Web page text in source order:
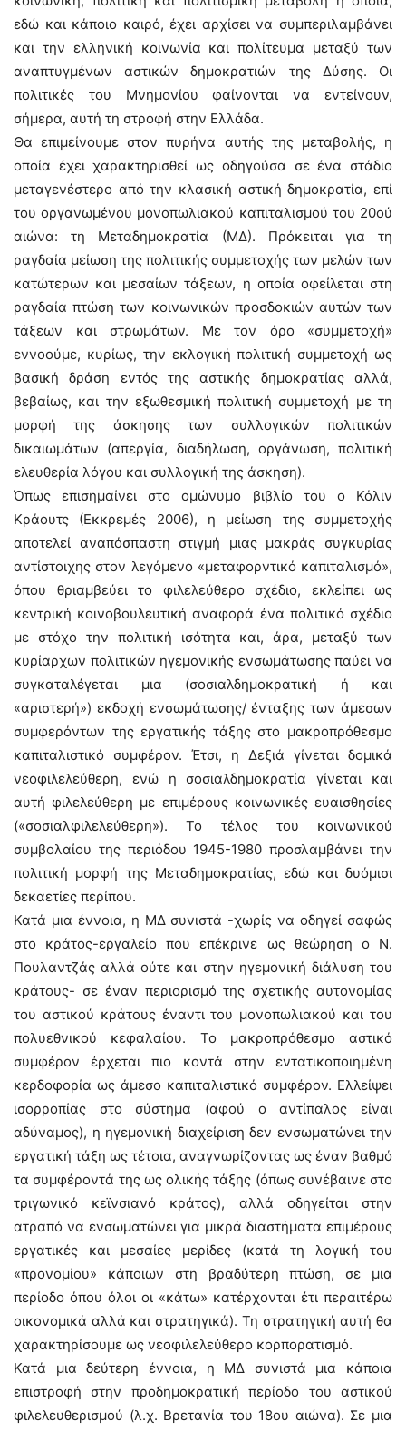
εδώ και κάποιο καιρό, έχει αρχίσει να συμπεριλαμβάνει
και την ελληνική κοινωνία και πολίτευμα μεταξύ των
αναπτυγμένων αστικών δημοκρατιών της Δύσης. Οι
πολιτικές του Μνημονίου φαίνονται να εντείνουν,
σήμερα, αυτή τη στροφή στην Ελλάδα.
Θα επιμείνουμε στον πυρήνα αυτής της μεταβολής, η
οποία έχει χαρακτηρισθεί ως οδηγούσα σε ένα στάδιο
μεταγενέστερο από την κλασική αστική δημοκρατία, επί
του οργανωμένου μονοπωλιακού καπιταλισμού του 20ού
αιώνα: τη Μεταδημοκρατία (ΜΔ). Πρόκειται για τη
ραγδαία μείωση της πολιτικής συμμετοχής των μελών των
κατώτερων και μεσαίων τάξεων, η οποία οφείλεται στη
ραγδαία πτώση των κοινωνικών προσδοκιών αυτών των
τάξεων και στρωμάτων. Με τον όρο «συμμετοχή»
εννοούμε, κυρίως, την εκλογική πολιτική συμμετοχή ως
βασική δράση εντός της αστικής δημοκρατίας αλλά,
βεβαίως, και την εξωθεσμική πολιτική συμμετοχή με τη
μορφή της άσκησης των συλλογικών πολιτικών
δικαιωμάτων (απεργία, διαδήλωση, οργάνωση, πολιτική
ελευθερία λόγου και συλλογική της άσκηση).
Όπως επισημαίνει στο ομώνυμο βιβλίο του ο Κόλιν
Κράουτς (Εκκρεμές 2006), η μείωση της συμμετοχής
αποτελεί αναπόσπαστη στιγμή μιας μακράς συγκυρίας
αντίστοιχης στον λεγόμενο «μεταφορντικό καπιταλισμό»,
όπου θριαμβεύει το φιλελεύθερο σχέδιο, εκλείπει ως
κεντρική κοινοβουλευτική αναφορά ένα πολιτικό σχέδιο
με στόχο την πολιτική ισότητα και, άρα, μεταξύ των
κυρίαρχων πολιτικών ηγεμονικής ενσωμάτωσης παύει να
συγκαταλέγεται μια (σοσιαλδημοκρατική ή και
«αριστερή») εκδοχή ενσωμάτωσης/ ένταξης των άμεσων
συμφερόντων της εργατικής τάξης στο μακροπρόθεσμο
καπιταλιστικό συμφέρον. Έτσι, η Δεξιά γίνεται δομικά
νεοφιλελεύθερη, ενώ η σοσιαλδημοκρατία γίνεται και
αυτή φιλελεύθερη με επιμέρους κοινωνικές ευαισθησίες
(«σοσιαλφιλελεύθερη»). Το τέλος του κοινωνικού
συμβολαίου της περιόδου 1945-1980 προσλαμβάνει την
πολιτική μορφή της Μεταδημοκρατίας, εδώ και δυόμισι
δεκαετίες περίπου.
Κατά μια έννοια, η ΜΔ συνιστά -χωρίς να οδηγεί σαφώς
στο κράτος-εργαλείο που επέκρινε ως θεώρηση ο Ν.
Πουλαντζάς αλλά ούτε και στην ηγεμονική διάλυση του
κράτους- σε έναν περιορισμό της σχετικής αυτονομίας
του αστικού κράτους έναντι του μονοπωλιακού και του
πολυεθνικού κεφαλαίου. Το μακροπρόθεσμο αστικό
συμφέρον έρχεται πιο κοντά στην εντατικοποιημένη
κερδοφορία ως άμεσο καπιταλιστικό συμφέρον. Ελλείψει
ισορροπίας στο σύστημα (αφού ο αντίπαλος είναι
αδύναμος), η ηγεμονική διαχείριση δεν ενσωματώνει την
εργατική τάξη ως τέτοια, αναγνωρίζοντας ως έναν βαθμό
τα συμφέροντά της ως ολικής τάξης (όπως συνέβαινε στο
τριγωνικό κεϊνσιανό κράτος), αλλά οδηγείται στην
ατραπό να ενσωματώνει για μικρά διαστήματα επιμέρους
εργατικές και μεσαίες μερίδες (κατά τη λογική του
«προνομίου» κάποιων στη βραδύτερη πτώση, σε μια
περίοδο όπου όλοι οι «κάτω» κατέρχονται έτι περαιτέρω
οικονομικά αλλά και στρατηγικά). Τη στρατηγική αυτή θα
χαρακτηρίσουμε ως νεοφιλελεύθερο κορπορατισμό.
Κατά μια δεύτερη έννοια, η ΜΔ συνιστά μια κάποια
επιστροφή στην προδημοκρατική περίοδο του αστικού
φιλελευθερισμού (λ.χ. Βρετανία του 18ου αιώνα). Σε μια